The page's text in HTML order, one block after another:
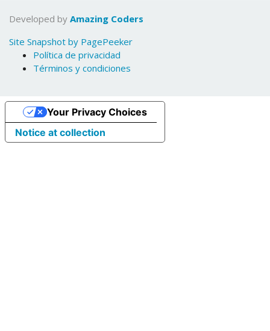
Developed by Amazing Coders
Site Snapshot by PagePeeker
Política de privacidad
Términos y condiciones
Notice at collection
Your Privacy Choices